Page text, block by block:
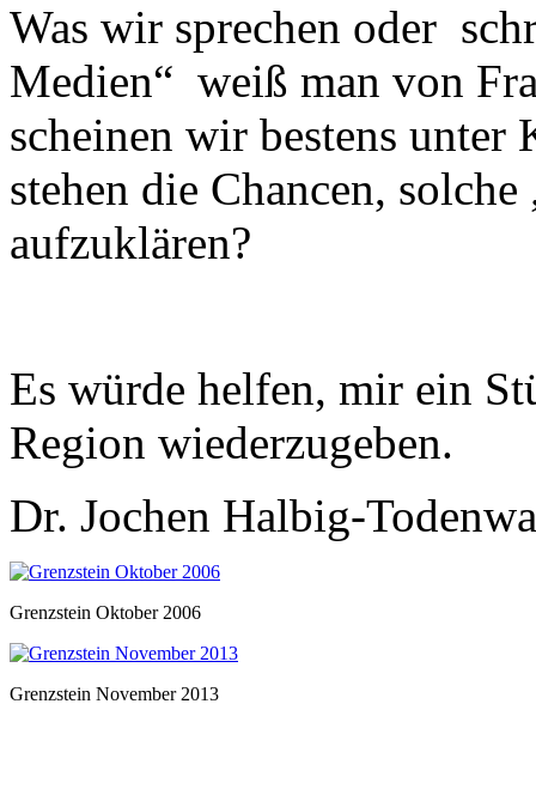
Was wir sprechen oder
Medien“ weiß man von
scheinen wir bestens unter
stehen die Chancen,
aufzuklären?
Es würde helfen, mir ein
Region wiederzugeben.
Dr. Jochen Halbig-
Grenzstein Oktober 2006
Grenzstein November 2013